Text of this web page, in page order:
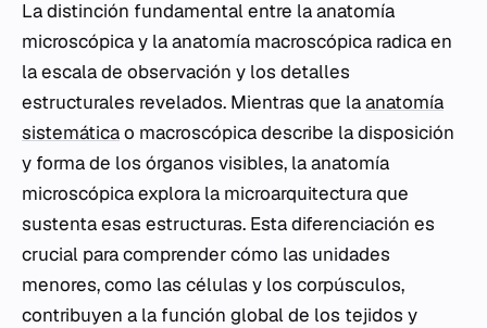
La distinción fundamental entre la anatomía
microscópica y la anatomía macroscópica radica en
la escala de observación y los detalles
estructurales revelados. Mientras que laanatomía
sistemáticao macroscópica describe la disposición
y forma de los órganos visibles, la anatomía
microscópica explora la microarquitectura que
sustenta esas estructuras. Esta diferenciación es
crucial para comprender cómo las unidades
menores, como las células y los corpúsculos,
contribuyen a la función global de los tejidos y